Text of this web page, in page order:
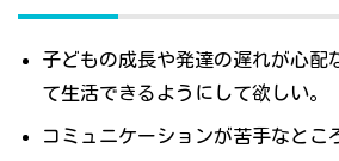
子どもの成長や発達の遅れが心配
て生活できるようにして欲しい。
コミュニケーションが苦手なとこ